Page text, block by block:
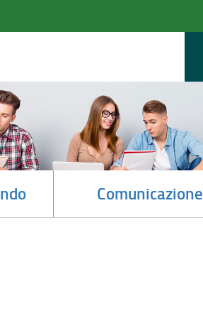
Comunicazione